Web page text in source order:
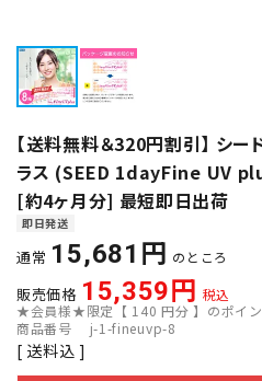
【送料無料＆320円割引】 シ
ラス (SEED 1dayFine UV
[約4ヶ月分] 最短即日出荷
即日発送
通常 15,681 のところ
販売価格 15,359
税込
★会員様★限定【 140 円分 】のポイ
商品番号
j-1-fineuvp-8
送料込